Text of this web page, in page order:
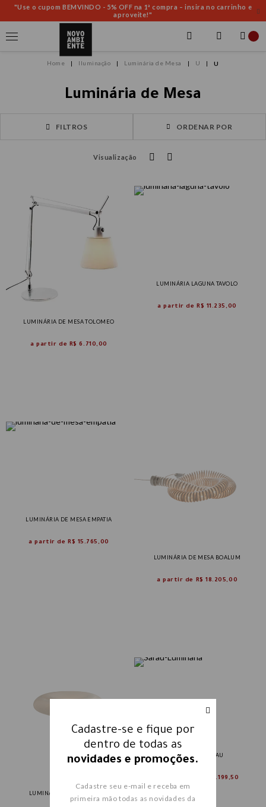
"Use o cupom BEMVINDO - 5% OFF na 1ª compra – insira no carrinho e
aproveite!"
Iluminação Luminária de Mesa U U
Luminária de Mesa
FILTROS ORDENAR POR
Visualização
LUMINÁRIA DE MESA TOLOMEO
a partir de R$ 6.710,00
LUMINÁRIA LAGUNA TAVOLO
a partir de R$ 11.235,00
LUMINÁRIA DE MESA EMPATIA
a partir de R$ 15.765,00
LUMINÁRIA DE MESA BOALUM
a partir de R$ 18.205,00
LUMINÁRIA DE MESA LESBO
LUMINÁRIA SARAU
R$ 7.199,50
Cadastre-se e fique por
dentro de todas as
novidades e promoções.
Cadastre seu e-mail e receba em
primeira mão todas as novidades da